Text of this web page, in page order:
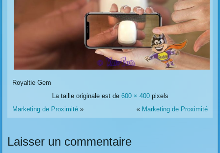
Royaltie Gem
La taille originale est de 600 × 400pixels
Marketing de Proximité » « Marketing de Proximité
Laisser un commentaire